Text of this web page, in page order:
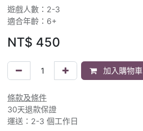
遊戲人數：2-3
適合年齡：6+
NT$ 450
加入購物車
條款及條件
30天退款保證
運送：2-3 個工作日